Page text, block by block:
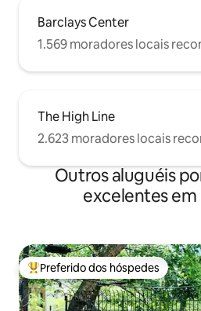
Barclays Center
1.569 moradores locais
The High Line
2.623 moradores locais
Outros aluguéis
excelentes em
Entre os melhores preferidos dos
Preferido dos hóspedes